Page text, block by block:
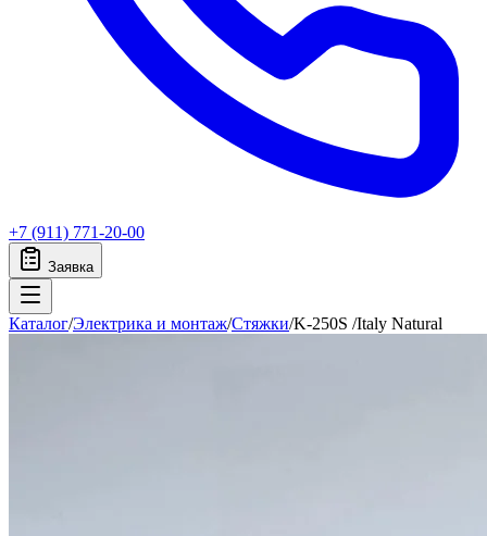
+7 (911) 771-20-00
Заявка
Каталог/Электрика и монтаж/Стяжки/K-250S /Italy Natural